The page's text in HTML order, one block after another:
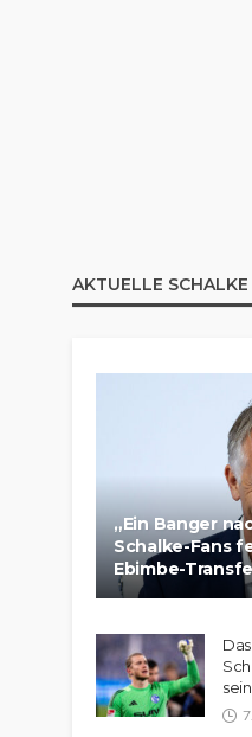
AKTUELLE
„Ein Banger
Schalke-Fans
Ebimbe-